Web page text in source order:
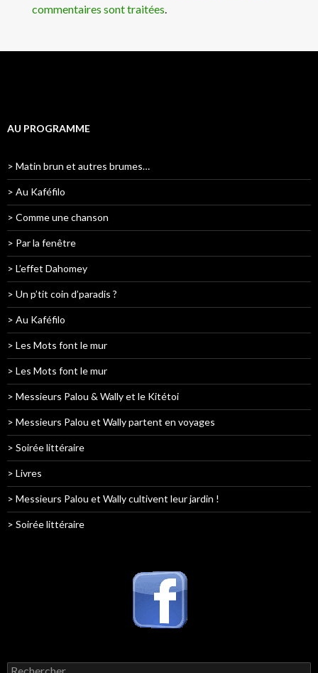
commentaires sont traitées.
AU PROGRAMME
> Matin brun et autres brumes…
> Au Kaféfilo
> Comme une chanson
> Par la fenêtre
> L’effet Dahomey
> Un p’tit coin d’paradis ?
> Au Kaféfilo
> Les Mots font le mur
> Les Mots font le mur
> Messieurs Palou & Wally et le Kitétoi
> Messieurs Palou et Wally partent en voyages
> Soirée littéraire
> Livres
> Messieurs Palou et Wally cultivent leur jardin !
> Soirée littéraire
Rechercher :